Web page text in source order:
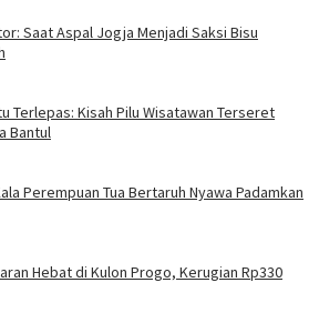
Saat Aspal Jogja Menjadi Saksi Bisu
Terlepas: Kisah Pilu Wisatawan Terseret
Bantul
Perempuan Tua Bertaruh Nyawa Padamkan
Hebat di Kulon Progo, Kerugian Rp330